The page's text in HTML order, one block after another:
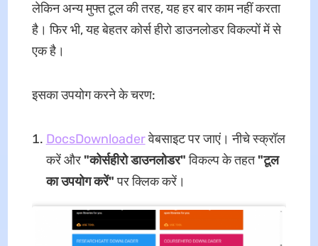
लेकिन अन्य मुफ्त टूल की तरह, यह हर बार काम नहीं करता
है। फिर भी, यह बेहतर कोर्स हीरो डाउनलोडर विकल्पों में से
एक है।
इसका उपयोग करने के चरण:
DocsDownloaderवेबसाइट पर जाएं। नीचे स्क्रॉल
करें और "कोर्सहीरो डाउनलोडर"विकल्प के तहत"टूल
का उपयोग करें"पर क्लिक करें।